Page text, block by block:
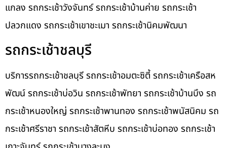
แกลง รถกระเช้าวังจันทร์ รถกระเช้าบ้านค่าย รถกระเช้า
ปลวกแดง รถกระเช้าเขาชะเมา รถกระเช้านิคมพัฒนา
รถกระเช้าชลบุรี
บริการรถกระเช้าชลบุรี รถกระเช้าอมตะซิตี้ รถกระเช้าเครือสห
พัฒน์ รถกระเช้าบ่อวิน รถกระเช้าพัทยา รถกระเช้าบ้านบึง รถ
กระเช้าหนองใหญ่ รถกระเช้าพานทอง รถกระเช้าพนัสนิคม รถ
กระเช้าศรีราชา รถกระเช้าสัตหีบ รถกระเช้าบ่อทอง รถกระเช้า